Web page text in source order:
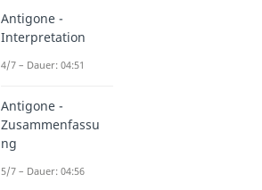
Antigone -
Interpretation
4/7 – Dauer: 04:51
Antigone -
Zusammenfassu
ng
5/7 – Dauer: 04:56